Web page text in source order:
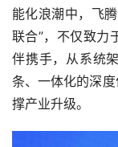
能化浪潮中，飞
联合”，不仅致力
伴携手，从系统
条、一体化的深
撑产业升级。